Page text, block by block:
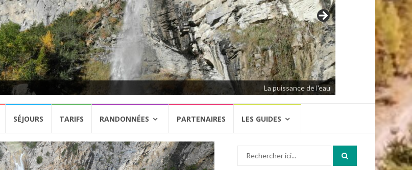
La puissance de l'eau
SÉJOURS TARIFS RANDONNÉES PARTENAIRES LES GUIDES